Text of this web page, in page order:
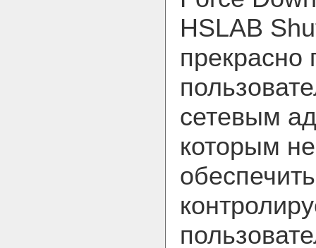
HSLAB
прекрасно
сетевым
которым